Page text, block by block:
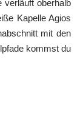
verläuft oberhalb
Kapelle Agios
mit den
kommst du